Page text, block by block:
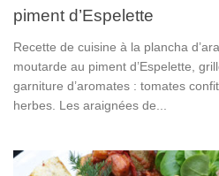
piment d’Espelette
Recette de cuisine à la plancha
moutarde au piment d’Espelette,
garniture d’aromates : tomates
herbes. Les araignées de...